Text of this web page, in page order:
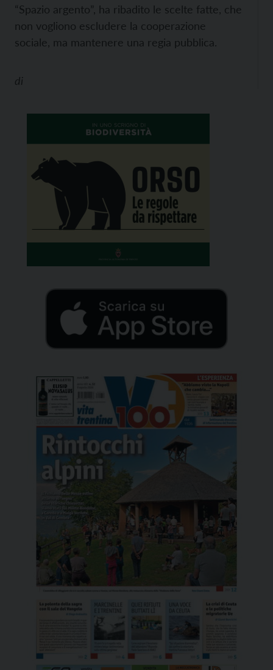
“Spazio argento”, ha ribadito le scelte fatte, che
non vogliono escludere la cooperazione
sociale, ma mantenere una regia pubblica.
di